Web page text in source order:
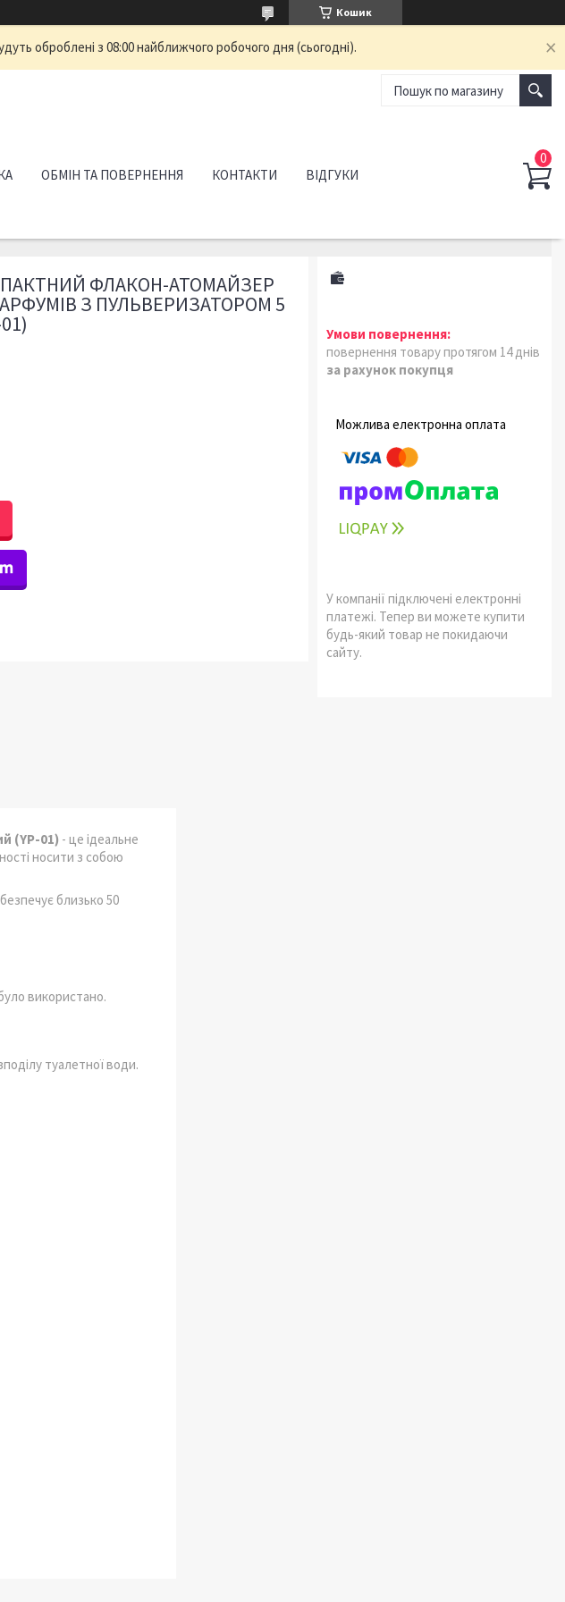
Кошик
оброблені з 08:00 найближчого робочого дня (сьогодні).
ОБМІН ТА ПОВЕРНЕННЯ КОНТАКТИ ВІДГУКИ
ФЛАКОН-АТОМАЙЗЕР
З ПУЛЬВЕРИЗАТОРОМ 5
повернення товару протягом 14 днів
за рахунок покупця
У компанії підключені електронні
платежі. Тепер ви можете купити
будь-який товар не покидаючи
сайту.
(YP-01) - це ідеальне
носити з собою
близько 50
використано.
туалетної води.